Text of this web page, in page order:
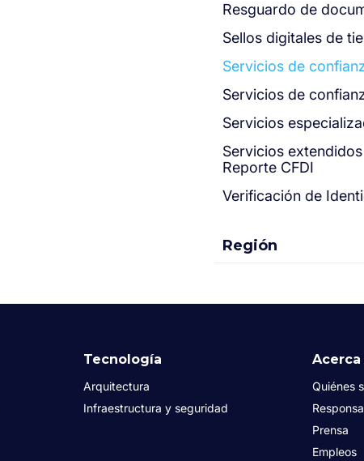
Resguardo de
Sellos digitales de
Servicios de
Servicios de
Servicios
Servicios
Reporte CFDI
Verificación de
Región
Tecnología
Arquitectura
Infraestructura y seguridad
Acerca
Quiénes
Prensa
Empleos